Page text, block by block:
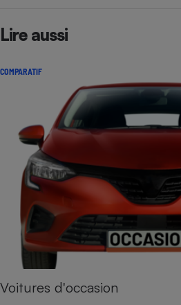
Lire aussi
COMPARATIF
Voitures d'occasion